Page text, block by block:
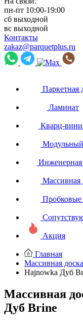
пн-пт 10:00-19:00
сб выходной
вс выходной
Контакты
zakaz@parquetplus.ru
Паркетная
Ламинат
Кварц-
Модульный
Инженерная
Массивная
Акция
Главная
Массивная доска
Hajnowka Дуб
Массивная
Дуб Brine